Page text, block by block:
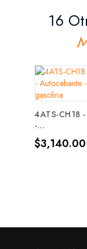
16
4ATS-CH18 -
-...
Precio
$3,140.00